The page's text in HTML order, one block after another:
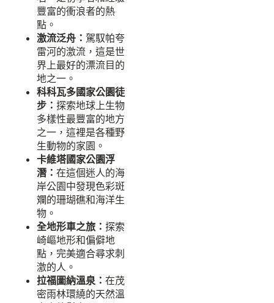
豐富的衝浪者的熱
點。
激流泛舟： 駕馭帕夸
雷河的激流，這是世
界上最好的漂流目的
地之一。
科科瓦多國家公園徒
步： 探索地球上生物
多樣性最豐富的地方
之一，這裡是各種野
生動物的家園。
卡維塔國家公園浮
潛： 在這個迷人的海
岸公園中發現色彩斑
斕的珊瑚礁和海洋生
物。
全地形車之旅： 探索
崎嶇地形和偏僻地
點，完美適合尋求刺
激的人。
拉福圖納溫泉： 在茂
密雨林環繞的天然溫